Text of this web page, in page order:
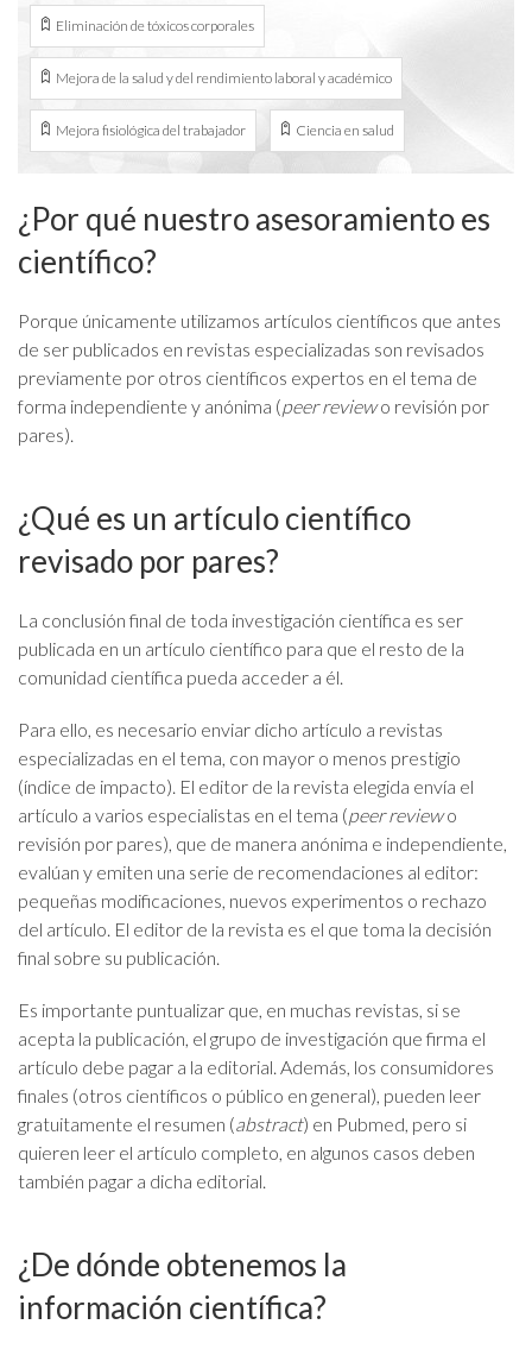
Eliminación de tóxicos corporales
Mejora de la salud y del rendimiento laboral y académico
Mejora fisiológica del trabajador Ciencia en salud
¿Por qué nuestro asesoramiento es
científico?
Porque únicamente utilizamos artículos científicos que antes
de ser publicados en revistas especializadas son revisados
previamente por otros científicos expertos en el tema de
forma independiente y anónima (peer reviewo revisión por
pares).
¿Qué es un artículo científico
revisado por pares?
La conclusión final de toda investigación científica es ser
publicada en un artículo científico para que el resto de la
comunidad científica pueda acceder a él.
Para ello, es necesario enviar dicho artículo a revistas
especializadas en el tema, con mayor o menos prestigio
(índice de impacto). El editor de la revista elegida envía el
artículo a varios especialistas en el tema (peer reviewo
revisión por pares), que de manera anónima e independiente,
evalúan y emiten una serie de recomendaciones al editor:
pequeñas modificaciones, nuevos experimentos o rechazo
del artículo. El editor de la revista es el que toma la decisión
final sobre su publicación.
Es importante puntualizar que, en muchas revistas, si se
acepta la publicación, el grupo de investigación que firma el
artículo debe pagar a la editorial. Además, los consumidores
finales (otros científicos o público en general), pueden leer
gratuitamente el resumen (abstract) en Pubmed, pero si
quieren leer el artículo completo, en algunos casos deben
también pagar a dicha editorial.
¿De dónde obtenemos la
información científica?